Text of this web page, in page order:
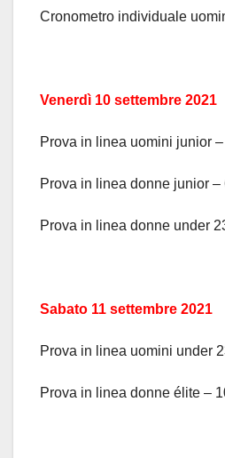
Cronometro individuale
Venerdì 10 settembre 2021
Prova in linea uomini junior
Prova in linea donne junior –
Prova in linea donne under
Sabato 11 settembre 2021
Prova in linea uomini under
Prova in linea donne élite –